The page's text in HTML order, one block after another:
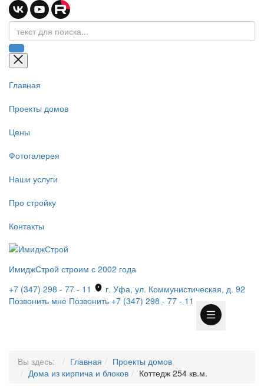
Главная
Проекты домов
Цены
Фотогалерея
Наши услуги
Про стройку
Контакты
ИмиджСтрой строим с 2002 года
+7 (347) 298 - 77 - 11
г. Уфа, ул. Коммунистическая, д. 92
Позвонить мне Позвонить +7 (347) 298 - 77 - 11
Вы здесь: Главная
Проекты домов
Дома из кирпича и блоков
Коттедж 254 кв.м.